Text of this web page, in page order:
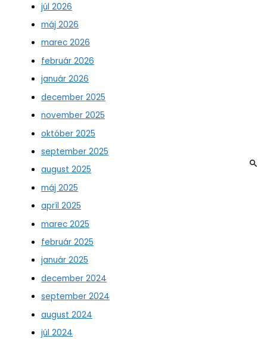
júl 2026
máj 2026
marec 2026
február 2026
január 2026
december 2025
november 2025
október 2025
september 2025
august 2025
máj 2025
apríl 2025
marec 2025
február 2025
január 2025
december 2024
september 2024
august 2024
júl 2024